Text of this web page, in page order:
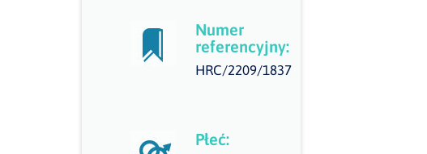
Numer
referencyjny:
HRC/2209/1837
Płeć: